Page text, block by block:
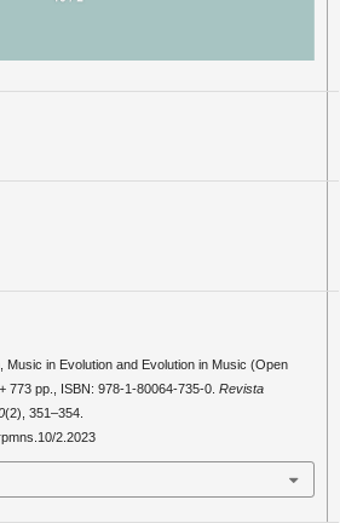
in Evolution and Evolution in Music (Open
773 pp., ISBN: 978-1-80064-735-0. Revista
(2), 351–354.
2.2023